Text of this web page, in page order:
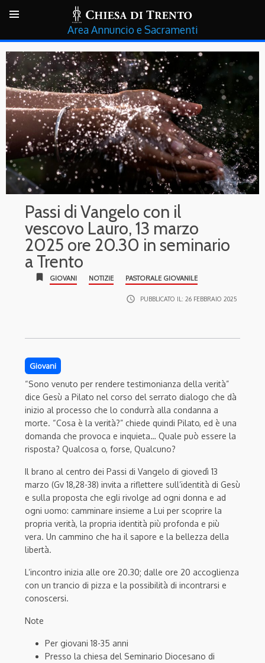
Annuncio e Sacramenti
Passi di Vangelo con il
vescovo Lauro, 13 marzo
2025 ore 20.30 in seminario
a Trento
bookmark GIOVANI NOTIZIE PASTORALE GIOVANILE
access_time PUBBLICATO IL: 26 FEBBRAIO 2025
Giovani
“Sono venuto per rendere testimonianza della verità”
dice Gesù a Pilato nel corso del serrato dialogo che dà
inizio al processo che lo condurrà alla condanna a
morte. “Cosa è la verità?” chiede quindi Pilato, ed è una
domanda che provoca e inquieta… Quale può essere la
risposta? Qualcosa o, forse, Qualcuno?
Il brano al centro dei Passi di Vangelo di giovedì 13
marzo (Gv 18,28-38) invita a riflettere sull’identità di Gesù
e sulla proposta che egli rivolge ad ogni donna e ad
ogni uomo: camminare insieme a Lui per scoprire la
propria verità, la propria identità più profonda e più
vera. Un cammino che ha il sapore e la bellezza della
libertà.
L’incontro inizia alle ore 20.30; dalle ore 20 accoglienza
con un trancio di pizza e la possibilità di incontrarsi e
conoscersi.
Note
Per giovani 18-35 anni
Presso la chiesa del Seminario Diocesano di